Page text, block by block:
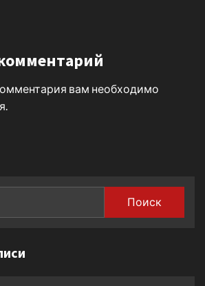
вам необходимо
Поиск